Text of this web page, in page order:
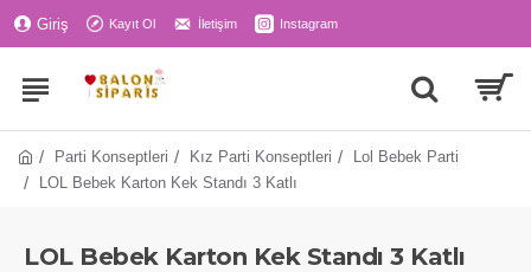
Giriş Kayıt Ol İletişim Instagram
Parti Konseptleri Kız Parti Konseptleri
Lol Bebek Parti
LOL Bebek Karton Kek Standı 3 Katlı
LOL Bebek Karton Kek Standı 3 Katlı